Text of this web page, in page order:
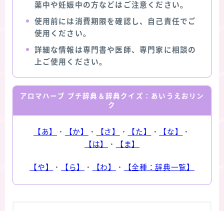
薬中や妊娠中の方などはご注意ください。
使用前には消費期限を確認し、自己責任でご
使用ください。
詳細な情報は専門書や医師、専門家に相談の
上ご使用ください。
アロマハーブ プチ辞典＆辞典クイズ：あいうえおリン
ク
【あ】 ・ 【か】 ・ 【さ】 ・ 【た】 ・ 【な】
・
【は】
・ 【ま】
【や】 ・ 【ら】 ・ 【わ】 ・ 【全種：辞典一覧】